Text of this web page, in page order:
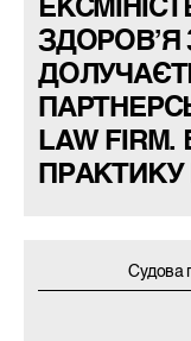
LAW
Судова